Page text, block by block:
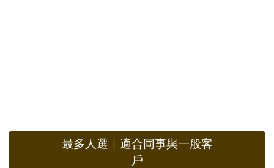
最多人選｜適合同事與一般客
戶